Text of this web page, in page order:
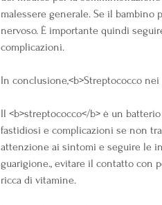
malessere generale. Se il bambino
nervoso. È importante quindi
complicazioni.
In conclusione,<b>Streptococco
Il <b>streptococco</b> è un
fastidiosi e complicazioni se non
attenzione ai sintomi e seguire le
guarigione., evitare il contatto con
ricca di vitamine.